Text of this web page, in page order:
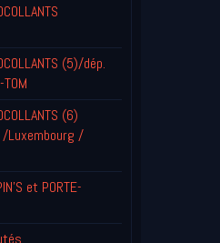
(5)/dép.
(6)
Luxembourg /
et PORTE-